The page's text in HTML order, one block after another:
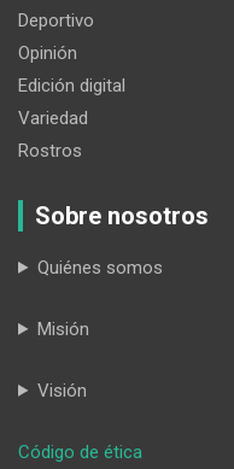
Deportivo
Opinión
Edición digital
Variedad
Rostros
Sobre nosotros
Quiénes somos
Misión
Visión
Código de ética